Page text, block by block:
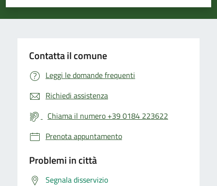
Valuta 5 stelle su 5
Valuta 4 stelle su 5
Valuta 3 stelle su 5
Valuta 2 stelle su 5
Valuta 1 stelle su 5
Contatta il comune
Leggi le domande frequenti
Richiedi assistenza
Chiama il numero +39 0184 223622
Prenota appuntamento
Problemi in città
Segnala disservizio